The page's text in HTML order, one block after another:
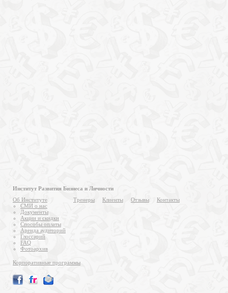
Институт Развития Бизнеса и Личности
Об Институте
СМИ о нас
Документы
Акции и скидки
Способы оплаты
Аренда аудиторий
Глоссарий
FAQ
Фотоархив
Тренеры Клиенты Отзывы Контакты
Корпоративные программы